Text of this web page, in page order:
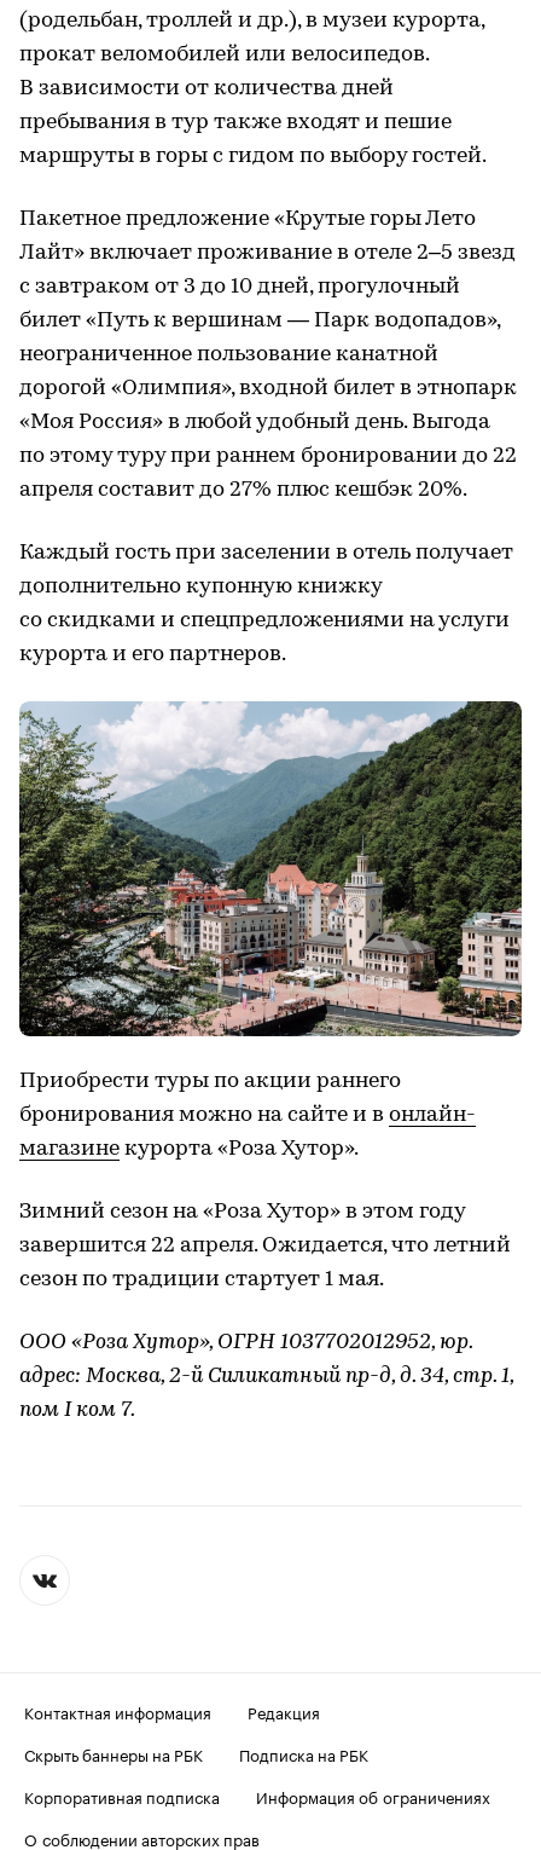
(родельбан, троллей и др.), в музеи курорта,
прокат веломобилей или велосипедов.
В зависимости от количества дней
пребывания в тур также входят и пешие
маршруты в горы с гидом по выбору гостей.
Пакетное предложение «Крутые горы Лето
Лайт» включает проживание в отеле 2–5 звезд
с завтраком от 3 до 10 дней, прогулочный
билет «Путь к вершинам — Парк водопадов»,
неограниченное пользование канатной
дорогой «Олимпия», входной билет в этнопарк
«Моя Россия» в любой удобный день. Выгода
по этому туру при раннем бронировании до 22
апреля составит до 27% плюс кешбэк 20%.
Каждый гость при заселении в отель получает
дополнительно купонную книжку
со скидками и спецпредложениями на услуги
курорта и его партнеров.
Приобрести туры по акции раннего
бронирования можно на сайте и в онлайн-
магазине курорта «Роза Хутор».
Зимний сезон на «Роза Хутор» в этом году
завершится 22 апреля. Ожидается, что летний
сезон по традиции стартует 1 мая.
ООО «Роза Хутор», ОГРН 1037702012952, юр.
адрес: Москва, 2-й Силикатный пр-д, д. 34, стр. 1,
пом I ком 7.
Контактная информация
Редакция
Скрыть баннеры на РБК
Подписка на РБК
Корпоративная подписка
Информация об ограничениях
О соблюдении авторских прав